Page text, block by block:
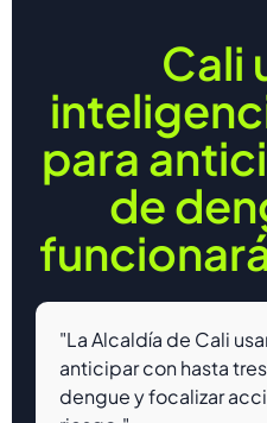
Cali
para
de
"La Alcaldía de Cali
anticipar con hasta
dengue y focalizar